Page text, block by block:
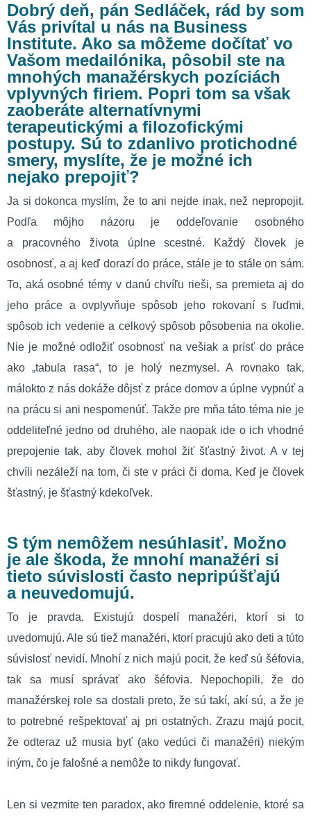
Dobrý deň, pán Sedláček, rád by som
Vás privítal u nás na Business
Institute. Ako sa môžeme dočítať vo
Vašom medailónika, pôsobil ste na
mnohých manažérskych pozíciách
vplyvných firiem. Popri tom sa však
zaoberáte alternatívnymi
terapeutickými a filozofickými
postupy. Sú to zdanlivo protichodné
smery, myslíte, že je možné ich
nejako prepojiť?
Ja si dokonca myslím, že to ani nejde inak, než nepropojit.
Podľa môjho názoru je oddeľovanie osobného
a pracovného života úplne scestné. Každý človek je
osobnosť, a aj keď dorazí do práce, stále je to stále on sám.
To, aká osobné témy v danú chvíľu rieši, sa premieta aj do
jeho práce a ovplyvňuje spôsob jeho rokovaní s ľuďmi,
spôsob ich vedenie a celkový spôsob pôsobenia na okolie.
Nie je možné odložiť osobnosť na vešiak a prísť do práce
ako „tabula rasa“, to je holý nezmysel. A rovnako tak,
málokto z nás dokáže dôjsť z práce domov a úplne vypnúť a
na prácu si ani nespomenúť. Takže pre mňa táto téma nie je
oddeliteľné jedno od druhého, ale naopak ide o ich vhodné
prepojenie tak, aby človek mohol žiť šťastný život. A v tej
chvíli nezáleží na tom, či ste v práci či doma. Keď je človek
šťastný, je šťastný kdekoľvek.
S tým nemôžem nesúhlasiť. Možno
je ale škoda, že mnohí manažéri si
tieto súvislosti často nepripúšťajú
a neuvedomujú.
To je pravda. Existujú dospelí manažéri, ktorí si to
uvedomujú. Ale sú tiež manažéri, ktorí pracujú ako deti a túto
súvislosť nevidí. Mnohí z nich majú pocit, že keď sú šéfovia,
tak sa musí správať ako šéfovia. Nepochopili, že do
manažérskej role sa dostali preto, že sú takí, akí sú, a že je
to potrebné rešpektovať aj pri ostatných. Zrazu majú pocit,
že odteraz už musia byť (ako vedúci či manažéri) niekým
iným, čo je falošné a nemôže to nikdy fungovať.
Len si vezmite ten paradox, ako firemné oddelenie, ktoré sa